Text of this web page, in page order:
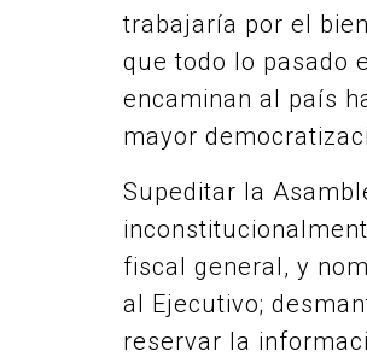
trabajaría por el
que todo lo pasado
encaminan al país
mayor
Supeditar la
fiscal general, y
al Ejecutivo;
reservar la